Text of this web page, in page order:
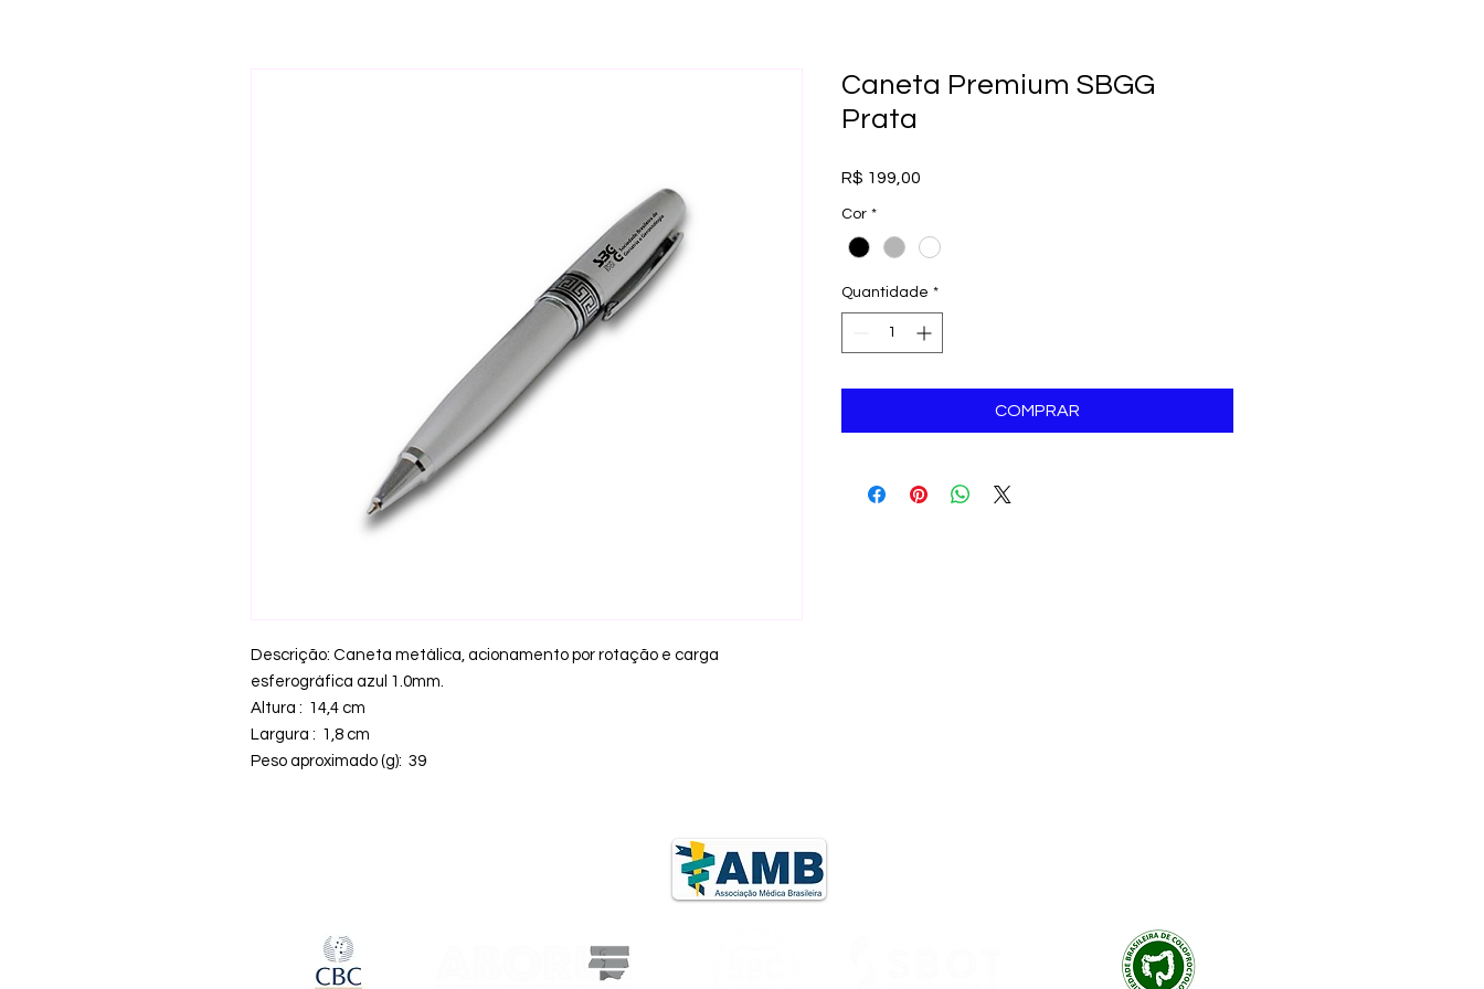
Descrição: Caneta metálica, acionamento por rotação e carga
esferográfica azul 1.0mm.
Altura : 14,4 cm
Largura : 1,8 cm
Peso aproximado (g): 39
Caneta Premium SBGG
Prata
R$ 199,00
Cor *
Quantidade *
COMPRAR